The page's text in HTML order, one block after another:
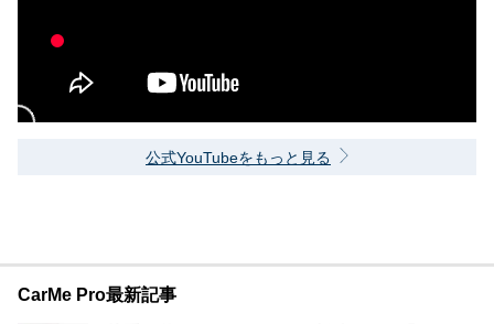
公式YouTubeをもっと見る
CarMe Pro最新記事